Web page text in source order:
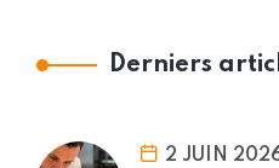
Derniers
2 JUIN